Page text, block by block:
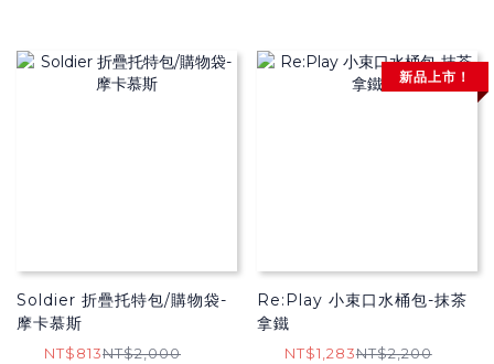
Soldier 折疊托特包/購物袋​-
摩卡慕斯
NT$813NT$2,000
新品上市！
Re:Play 小束口水桶包-抹茶
拿鐵
NT$1,283NT$2,200